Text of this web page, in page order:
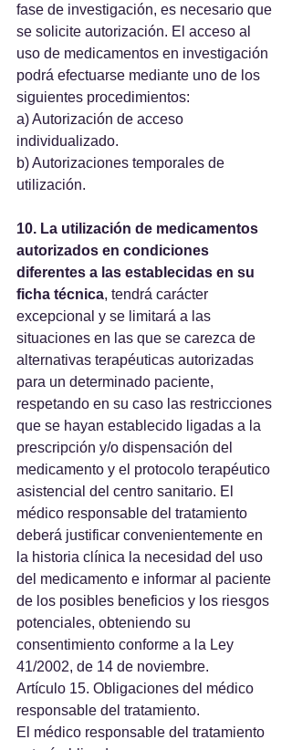
fase de investigación, es necesario que
se solicite autorización. El acceso al
uso de medicamentos en investigación
podrá efectuarse mediante uno de los
siguientes procedimientos:
a) Autorización de acceso
individualizado.
b) Autorizaciones temporales de
utilización.
10. La utilización de medicamentos
autorizados en condiciones
diferentes a las establecidas en su
ficha técnica, tendrá carácter
excepcional y se limitará a las
situaciones en las que se carezca de
alternativas terapéuticas autorizadas
para un determinado paciente,
respetando en su caso las restricciones
que se hayan establecido ligadas a la
prescripción y/o dispensación del
medicamento y el protocolo terapéutico
asistencial del centro sanitario. El
médico responsable del tratamiento
deberá justificar convenientemente en
la historia clínica la necesidad del uso
del medicamento e informar al paciente
de los posibles beneficios y los riesgos
potenciales, obteniendo su
consentimiento conforme a la Ley
41/2002, de 14 de noviembre.
Artículo 15. Obligaciones del médico
responsable del tratamiento.
El médico responsable del tratamiento